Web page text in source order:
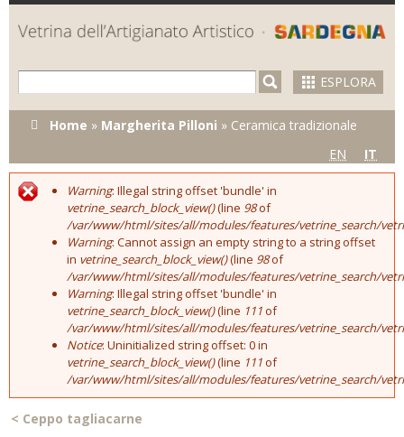
Skip to
main
content
ESPLORA
Tu sei qui
Home » Margherita Pilloni » Ceramica tradizionale
EN
IT
Error message
Warning: Illegal string offset 'bundle' in
vetrine_search_block_view()(line 98of
/var/www/html/sites/all/modules/features/vetrine_search/
Warning: Cannot assign an empty string to a string offset
in vetrine_search_block_view()(line 98of
/var/www/html/sites/all/modules/features/vetrine_search/
Warning: Illegal string offset 'bundle' in
vetrine_search_block_view()(line 111of
/var/www/html/sites/all/modules/features/vetrine_search/
Notice: Uninitialized string offset: 0 in
vetrine_search_block_view()(line 111of
/var/www/html/sites/all/modules/features/vetrine_search/
< Ceppo tagliacarne